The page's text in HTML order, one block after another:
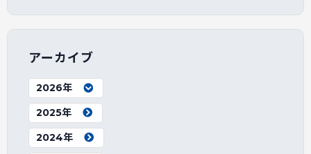
アーカイブ
2026年
2025年
2024年